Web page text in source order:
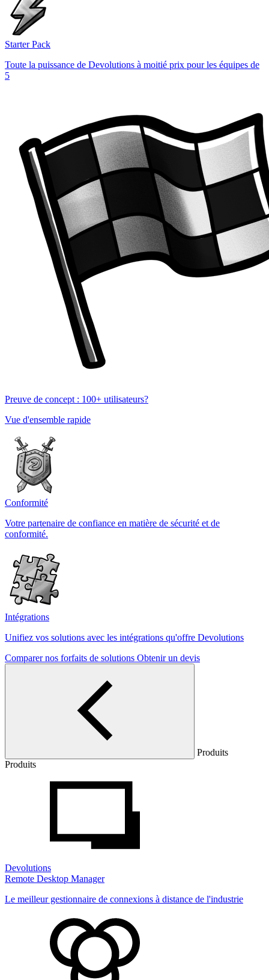
Starter Pack
Toute la puissance de Devolutions à moitié prix pour les équipes de
5
Preuve de concept : 100+ utilisateurs?
Vue d'ensemble rapide
Conformité
Votre partenaire de confiance en matière de sécurité et de
conformité.
Intégrations
Unifiez vos solutions avec les intégrations qu'offre Devolutions
Comparer nos forfaits de solutions Obtenir un devis
Produits
Produits
Devolutions
Remote Desktop Manager
Le meilleur gestionnaire de connexions à distance de l'industrie